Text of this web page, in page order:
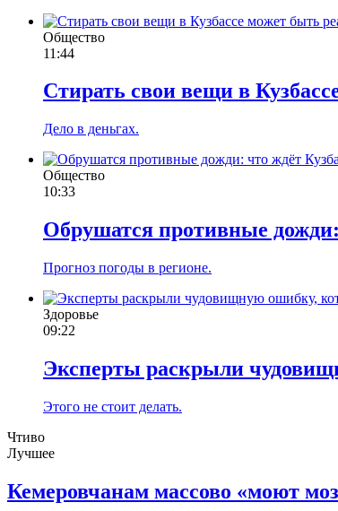
Общество
11:44
Стирать свои вещи в
Дело в деньгах.
Общество
10:33
Обрушатся противные дожди:
Прогноз погоды в регионе.
Здоровье
09:22
Эксперты раскрыли
Этого не стоит делать.
Чтиво
Лучшее
Кемеровчанам массово «моют